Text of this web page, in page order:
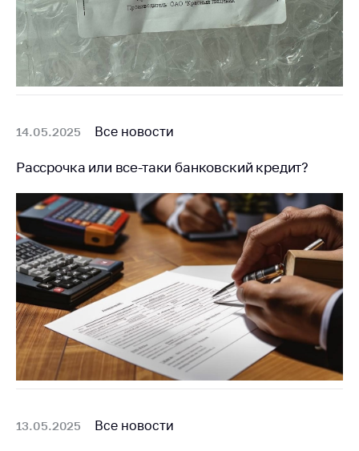
антимонопольного
регулирования и
конкурентной
политики
14.05.2025 Все новости
Рассрочка или все-таки банковский кредит?
13.05.2025 Все новости